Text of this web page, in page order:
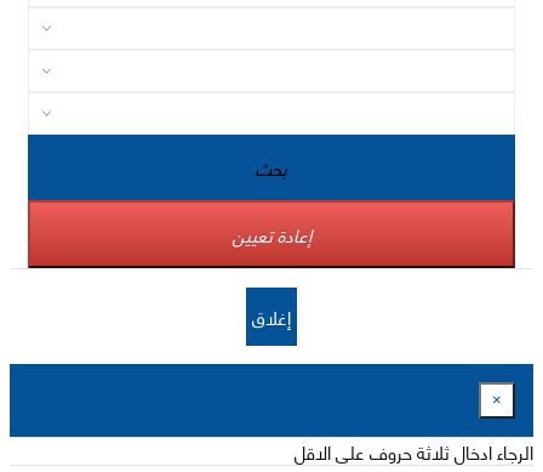
بحث
إعادة تعيين
إغلاق
×
الرجاء ادخال ثلاثة حروف على الاقل